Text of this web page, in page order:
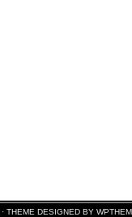
· THEME DESIGNED BY